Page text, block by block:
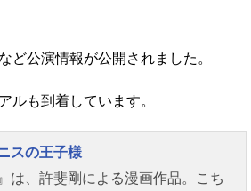
ど公演情報が公開されました。
ルも到着しています。
スの王子様
は、許斐剛による漫画作品。こち